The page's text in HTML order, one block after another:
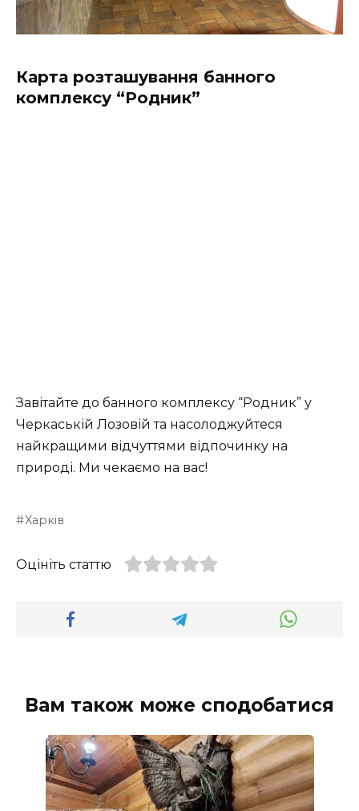
Карта розташування банного
комплексу “Родник”
Завітайте до банного комплексу “Родник” у
Черкаській Лозовій та насолоджуйтеся
найкращими відчуттями відпочинку на
природі. Ми чекаємо на вас!
Харків
Оцініть статтю
Вам також може сподобатися